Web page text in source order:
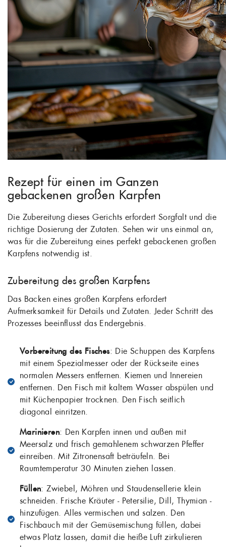
Rezept für einen im Ganzen
gebackenen großen Karpfen
Die Zubereitung dieses Gerichts erfordert Sorgfalt und die
richtige Dosierung der Zutaten. Sehen wir uns einmal an,
was für die Zubereitung eines perfekt gebackenen großen
Karpfens notwendig ist.
Zubereitung des großen Karpfens
Das Backen eines großen Karpfens erfordert
Aufmerksamkeit für Details und Zutaten. Jeder Schritt des
Prozesses beeinflusst das Endergebnis.
Vorbereitung des Fisches: Die Schuppen des Karpfens
mit einem Spezialmesser oder der Rückseite eines
normalen Messers entfernen. Kiemen und Innereien
entfernen. Den Fisch mit kaltem Wasser abspülen und
mit Küchenpapier trocknen. Den Fisch seitlich
diagonal einritzen.
Marinieren: Den Karpfen innen und außen mit
Meersalz und frisch gemahlenem schwarzen Pfeffer
einreiben. Mit Zitronensaft beträufeln. Bei
Raumtemperatur 30 Minuten ziehen lassen.
Füllen: Zwiebel, Möhren und Staudensellerie klein
schneiden. Frische Kräuter - Petersilie, Dill, Thymian -
hinzufügen. Alles vermischen und salzen. Den
Fischbauch mit der Gemüsemischung füllen, dabei
etwas Platz lassen, damit die heiße Luft zirkulieren